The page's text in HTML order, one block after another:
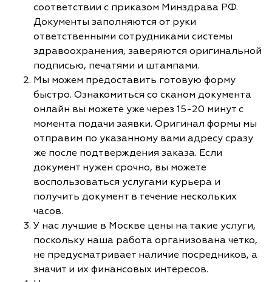
соответствии с приказом Минздрава РФ.
Документы заполняются от руки
ответственными сотрудниками системы
здравоохранения, заверяются оригинальной
подписью, печатями и штампами.
Мы можем предоставить готовую форму
быстро. Ознакомиться со сканом документа
онлайн вы можете уже через 15-20 минут с
момента подачи заявки. Оригинал формы мы
отправим по указанному вами адресу сразу
же после подтверждения заказа. Если
документ нужен срочно, вы можете
воспользоваться услугами курьера и
получить документ в течение нескольких
часов.
У нас лучшие в Москве цены на такие услуги,
поскольку наша работа организована четко,
не предусматривает наличие посредников, а
значит и их финансовых интересов.